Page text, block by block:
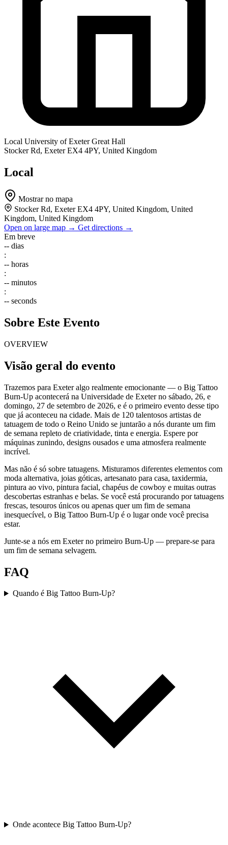
Local University of Exeter Great Hall
Stocker Rd, Exeter EX4 4PY, United Kingdom
Local
Mostrar no mapa
Stocker Rd, Exeter EX4 4PY, United Kingdom, United
Kingdom, United Kingdom
Open on large map → Get directions →
Em breve
-- dias
:
-- horas
:
-- minutos
:
-- seconds
Sobre Este Evento
OVERVIEW
Visão geral do evento
Trazemos para Exeter algo realmente emocionante — o Big Tattoo
Burn-Up acontecerá na Universidade de Exeter no sábado, 26, e
domingo, 27 de setembro de 2026, e é o primeiro evento desse tipo
que já aconteceu na cidade. Mais de 120 talentosos artistas de
tatuagem de todo o Reino Unido se juntarão a nós durante um fim
de semana repleto de criatividade, tinta e energia. Espere por
máquinas zunindo, designs ousados e uma atmosfera realmente
incrível.
Mas não é só sobre tatuagens. Misturamos diferentes elementos com
moda alternativa, joias góticas, artesanato para casa, taxidermia,
pintura ao vivo, pintura facial, chapéus de cowboy e muitas outras
descobertas estranhas e belas. Se você está procurando por tatuagens
frescas, tesouros únicos ou apenas quer um fim de semana
inesquecível, o Big Tattoo Burn-Up é o lugar onde você precisa
estar.
Junte-se a nós em Exeter no primeiro Burn-Up — prepare-se para
um fim de semana selvagem.
FAQ
Quando é Big Tattoo Burn-Up?
Onde acontece Big Tattoo Burn-Up?